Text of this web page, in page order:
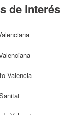
de interés
Valencia